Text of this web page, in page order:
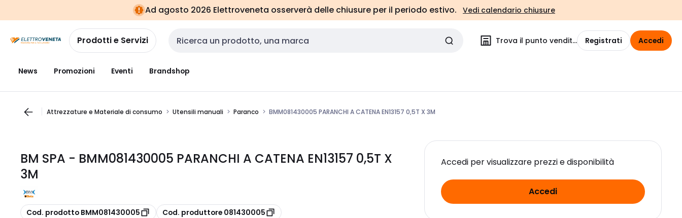
navigazionealla
pagina
Ad agosto 2026 Elettroveneta osserverà delle chiusure per il periodo estivo. Vedi calendario chiusure
Prodotti e Servizi Cerca input Trova il punto vendita Registrati Accedi
News Promozioni Eventi Brandshop
Attrezzature e Materiale di consumo Utensili manuali Paranco BMM081430005 PARANCHI A CATENA EN13157 0,5T X 3M
BM SPA - BMM081430005 PARANCHI A CATENA EN13157 0,5T X
3M
copia
Cod. prodotto BMM081430005 copia
Cod. produttore 081430005
Accedi per visualizzare prezzi e disponibilità
Accedi